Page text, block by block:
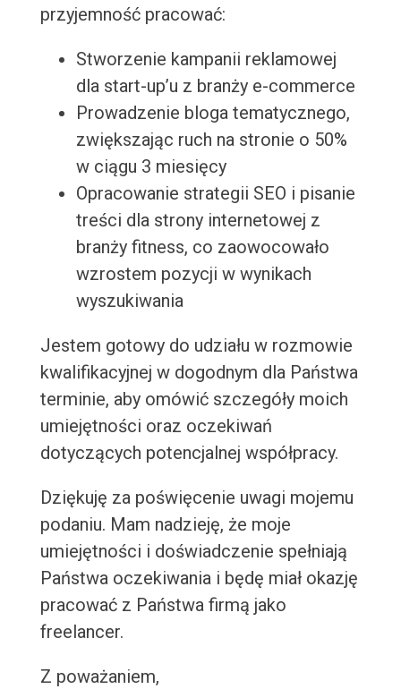
przyjemność pracować:
Stworzenie kampanii reklamowej
dla start-up’u z branży e-commerce
Prowadzenie bloga tematycznego,
zwiększając ruch na stronie o 50%
w ciągu 3 miesięcy
Opracowanie strategii SEO i pisanie
treści dla strony internetowej z
branży fitness, co zaowocowało
wzrostem pozycji w wynikach
wyszukiwania
Jestem gotowy do udziału w rozmowie
kwalifikacyjnej w dogodnym dla Państwa
terminie, aby omówić szczegóły moich
umiejętności oraz oczekiwań
dotyczących potencjalnej współpracy.
Dziękuję za poświęcenie uwagi mojemu
podaniu. Mam nadzieję, że moje
umiejętności i doświadczenie spełniają
Państwa oczekiwania i będę miał okazję
pracować z Państwa firmą jako
freelancer.
Z poważaniem,